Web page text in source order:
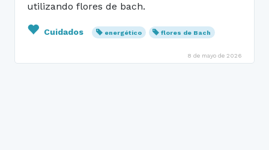
utilizando flores de bach.
Cuidados energético flores de Bach
8 de mayo de 2026